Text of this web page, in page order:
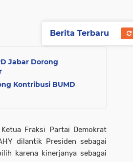
Jabar Dorong
Kontribusi BUMD
Fraksi Partai Demokrat
dilantik Presiden sebagai
karena kinerjanya sebagai
Berita Terbaru